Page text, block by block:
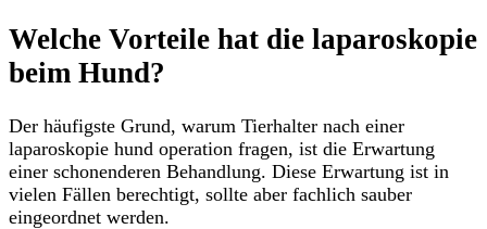
Welche Vorteile hat die laparoskopie
beim Hund?
Der häufigste Grund, warum Tierhalter nach einer
laparoskopie hund operation fragen, ist die Erwartung
einer schonenderen Behandlung. Diese Erwartung ist in
vielen Fällen berechtigt, sollte aber fachlich sauber
eingeordnet werden.